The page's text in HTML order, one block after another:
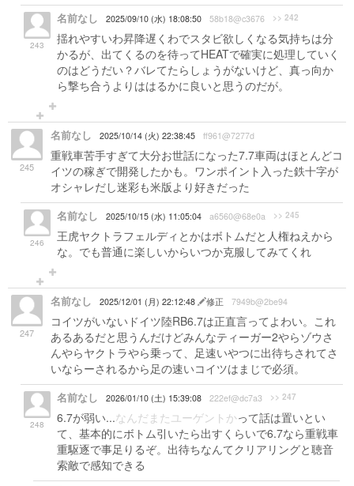
243
名前なし 2025/09/10 (水) 18:08:50 58b18@c3676 >> 242
揺れやすいわ昇降遅くわでスタビ欲しくなる気持ちは分
かるが、出てくるのを待ってHEATで確実に処理していく
のはどうだい？バレてたらしょうがないけど、真っ向か
ら撃ち合うよりははるかに良いと思うのだが。
245
名前なし 2025/10/14 (火) 22:38:45 ff961@7277d
重戦車苦手すぎて大分お世話になった7.7車両はほとんどコ
イツの稼ぎで開発したかも。ワンポイント入った鉄十字が
オシャレだし迷彩も米版より好きだった
246
名前なし 2025/10/15 (水) 11:05:04 a6560@68e0a >> 245
王虎ヤクトラフェルディとかはボトムだと人権ねえから
な。でも普通に楽しいからいつか克服してみてくれ
247
名前なし 2025/12/01 (月) 22:12:48 修正 7949b@2be94
コイツがいないドイツ陸RB6.7は正直言ってよわい。これ
あるあるだと思うんだけどみんなティーガー2やらゾウさ
んやらヤクトラやら乗って、足速いやつに出待ちされてさ
いならーされるから足の速いコイツはまじで必須。
248
名前なし 2026/01/10 (土) 15:39:08 222ef@dc7a3 >> 247
6.7が弱い...なんだまたユーゲントかって話は置いとい
て、基本的にボトム引いたら出すくらいで6.7なら重戦車
重駆逐で事足りるぞ。出待ちなんてクリアリングと聴音
索敵で感知できる